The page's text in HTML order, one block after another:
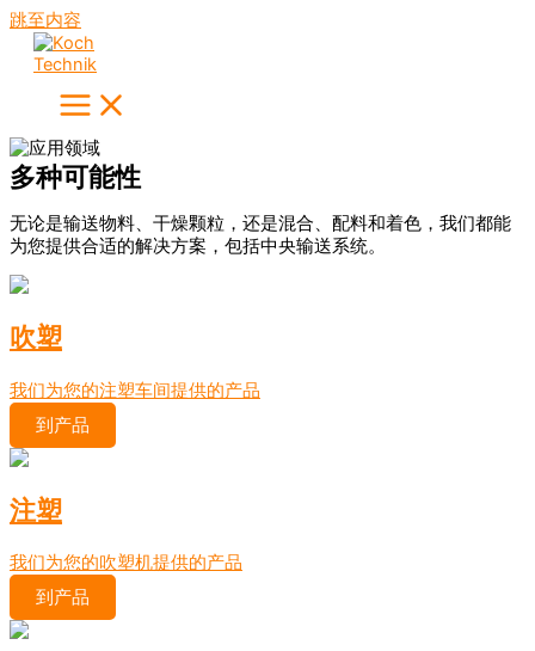
跳至内容
多种可能性
无论是输送物料、干燥颗粒，还是混合、配料和着色，我们都能
为您提供合适的解决方案，包括中央输送系统。
吹塑
我们为您的注塑车间提供的产品
到产品
注塑
我们为您的吹塑机提供的产品
到产品